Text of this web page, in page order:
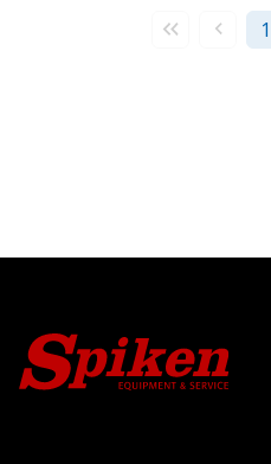
sidan
Föregående
sida
1